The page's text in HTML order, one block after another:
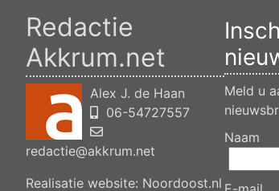
Redactie
Akkrum.net
Alex J. de Haan
06-54727557
redactie@akkrum.net
Realisatie website: Noordoost.nl
Meld u
Naam